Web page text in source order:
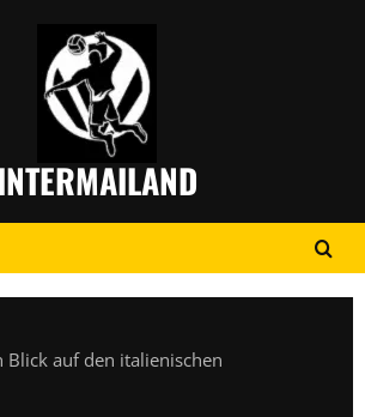
Blick auf den italienischen